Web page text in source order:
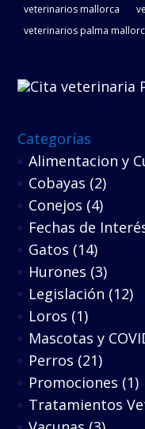
veterinarios mallorca
veterinarios palma
Categorías
Alimentacion y
Cobayas (2)
Conejos (4)
Fechas de
Gatos (14)
Hurones (3)
Legislación (12)
Loros (1)
Mascotas y
Perros (21)
Promociones (1)
Tratamientos